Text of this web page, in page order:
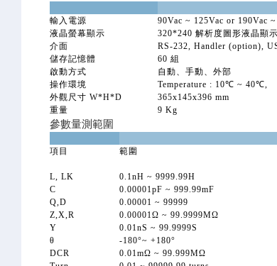
輸入電源
90Vac ~ 125Vac or 190Vac
液晶螢幕顯示
320*240 解析度圖形液晶顯示
介面
RS-232, Handler (option),
儲存記憶體
60 組
啟動方式
自動、手動、外部
操作環境
Temperature : 10℃ ~ 40℃,
外觀尺寸 W*H*D
365x145x396 mm
重量
9 Kg
參數量測範圍
項目 範圍
L, LK 0.1nH ~ 9999.99H
C
0.00001pF ~ 999.99mF
Q,D
0.00001 ~ 99999
Z,X,R
0.00001Ω ~ 99.9999MΩ
Y
0.01nS ~ 99.9999S
θ
-180°~ +180°
DCR
0.01mΩ ~ 99.999MΩ